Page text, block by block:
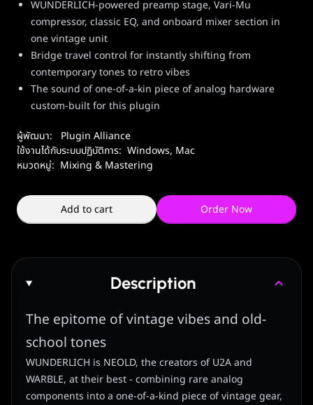
WUNDERLICH-powered preamp stage, Vari-Mu
compressor, classic EQ, and onboard mixer section in
one vintage unit
Bridge travel control for instantly shifting from
contemporary tones to retro vibes
The sound of one-of-a-kin piece of analog hardware
custom-built for this plugin
ผู้พัฒนา:
Plugin Alliance
ใช้งานได้กับระบบปฏิบัติการ: Windows, Mac
หมวดหมู่: Mixing & Mastering
Add to cart Order Now
Description
The epitome of vintage vibes and old-
school tones
WUNDERLICH is NEOLD, the creators of U2A and
WARBLE, at their best - combining rare analog
components into a one-of-a-kind piece of vintage gear,